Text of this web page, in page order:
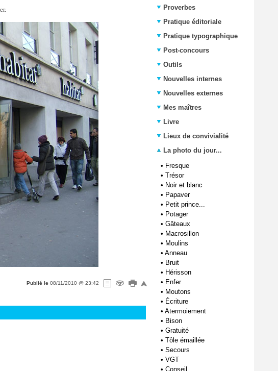
Publié le 08/11/2010 @ 23:42
Proverbes
Pratique éditoriale
Pratique typographique
Post-concours
Outils
Nouvelles internes
Nouvelles externes
Mes maîtres
Livre
Lieux de convivialité
La photo du jour...
• Fresque
• Trésor
• Noir et blanc
• Papaver
• Petit prince...
• Potager
• Gâteaux
• Macrosillon
• Moulins
• Anneau
• Bruit
• Hérisson
• Enfer
• Moutons
• Écriture
• Atermoiement
• Bison
• Gratuité
• Tôle émaillée
• Secours
• VGT
• Conseil